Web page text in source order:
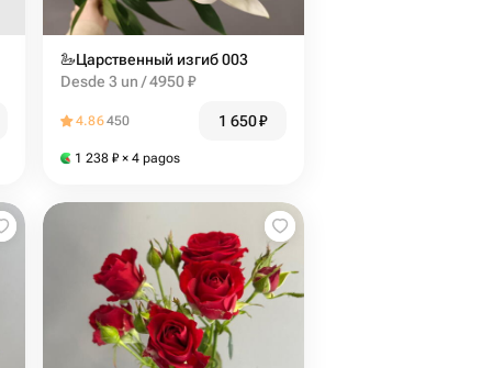
🦢Царственный изгиб 003
Desde 3 un / 4950 ₽
4.86450 1 650₽
1 238 ₽ × 4 pagos